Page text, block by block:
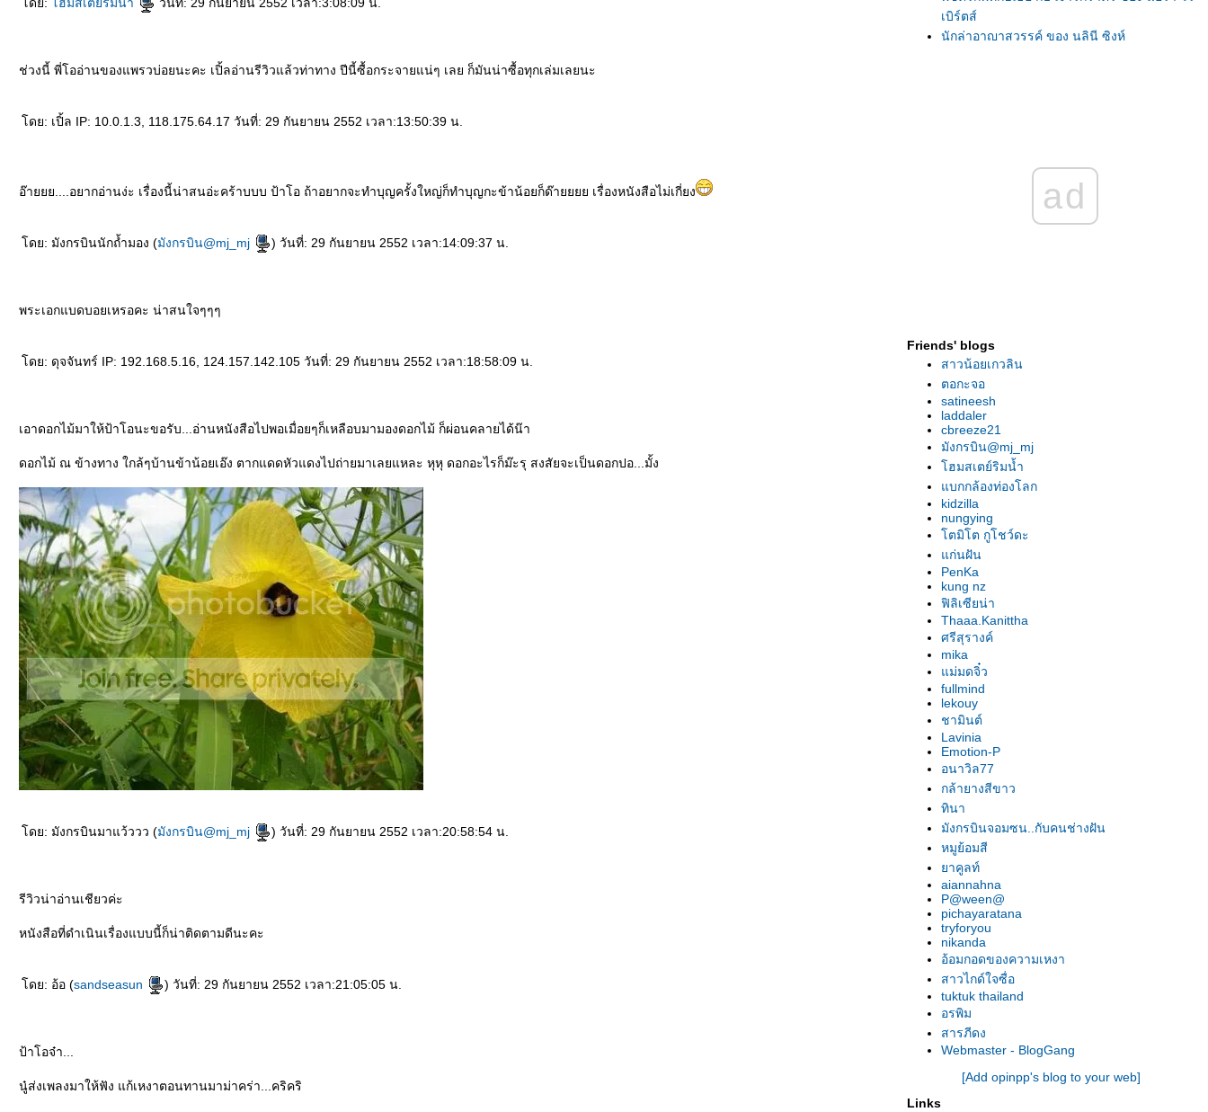
ช่วงนี้ พี่โออ่านของแพรวบ่อยนะคะ เปิ้ลอ่านรีวิวแล้วท่าทาง ปีนี้ซื้อกระจายแน่ๆ เลย ก็มันน่าซื้อทุกเล่มเลยนะ
ดย: เปิ้ล IP: 10.0.1.3, 118.175.64.17 วันที่: 29 กันยายน 2552 เวลา:13:50:39 น.
อ๊ายยย....อยากอ่านง่ะ เรื่องนี้น่าสนอ่ะคร้าบบบ ป้าโอ ถ้าอยากจะทำบุญครั้งใหญ่ก็ทำบุญกะข้าน้อยก็ด๊ายยยย เรื่องหนังสือไม่เกี่ยง
ดย: มังกรบินนักถ้ำมอง (มังกรบิน@mj_mj ) วันที่: 29 กันยายน 2552 เวลา:14:09:37 น.
พระเอกแบดบอยเหรอคะ น่าสนใจๆๆๆ
ดย: ดุจจันทร์ IP: 192.168.5.16, 124.157.142.105 วันที่: 29 กันยายน 2552 เวลา:18:58:09 น.
เอาดอกไม้มาให้ป้าโอนะขอรับ...อ่านหนังสือไปพอเมื่อยๆก็เหลือบมามองดอกไม้ ก็ผ่อนคลายได้น๊า
ดอกไม้ ณ ข้างทาง ใกล้ๆบ้านข้าน้อยเอ๊ง ตากแดดหัวแดงไปถ่ายมาเลยแหละ หุหุ ดอกอะไรก็ม๊ะรุ สงสัยจะเป็นดอกปอ...มั้ง
ดย: มังกรบินมาแว้ววว (มังกรบิน@mj_mj ) วันที่: 29 กันยายน 2552 เวลา:20:58:54 น.
รีวิวน่าอ่านเชียวค่ะ
หนังสือที่ดำเนินเรื่องแบบนี้ก็น่าติดตามดีนะคะ
ดย: อ้อ (sandseasun ) วันที่: 29 กันยายน 2552 เวลา:21:05:05 น.
ป้าโอจ๋า...
นู๋ส่งเพลงมาให้ฟัง แก้เหงาตอนทานมาม่าคร่า...คริคริ
เบิร์ตส์
นักล่าอาญาสวรรค์ ของ นลินี ซิงห์
... หนุ่มหัวรั้นกับยัยดึงดัน ... คนละยุค คนละ
นว แต่ไหงถึงคล้ายกันได้ซะขนาดนี้ละเนี่ยย...
มนต์เสน่ห์เล่ห์รัก ของ ลิซ่า เคลย์แพส
อัศวินแห่งกาลเวลา ของ ลินดา โฮเวิร์ด
In love with "...In Death..." : Part 5 (Return of
the เจ๊ดัน.. ฮ่า ฮ่า ฮ่า )
In love with "...In Death..." : Part 4
In love with "...In Death..." : Part 3
In love with "...In Death..." : Part 2
In love with "...In Death..."
ปริศนารอยอดีต ของ นอร่า โรเบิร์ตส
เคหาสน์รัตติกาล ตอน รอยประทับ ของ พี.ซี.แค
สต์ และ ครินติน แคสต์
3 คืน กับ 3 คน และ เคน ธีรเดช ....ฮ่า ฮ่า ฮ่า
รักซ่อนร้าย ของ ลิซ่า การ์ดเนอร์
สะดุดรักสายลับ และ บ่วงรักสายลับ : ชุดสี่ทหาร
เสือ
นห้วงนิทรา ของ ลิซ่า แมคมานน์
ณ ฟากฝันแห่งนิรันดร์รัก ของ กีโยม มุสโซ
มนต์รักคริสต์มาส ของ ลิซ่า เคลย์แพส
ชุดพลังแห่งรัก 1 - 3 ของ นลินี ซิงห์
กลัวใจ ของ คาเรน โรส
ไฟปรารถนาคาร์พาเธียน ของ คริสตินา
ฟลอเรนซ์
หัวใจทระนง และ หัวใจในเปลวรัก : ชุดสาม
หัวใจ
รายชื่อหนังสือของ คริสตินา ฟลอเรนซ์
ดวงใจยิปซี ของ ลิซ่า เคลย์แพส
มิติแห่งมนตรา ของ เจเน็ต แชปแมน
มนตร์รักพลังจิต ของ คริสติน่า ฟลอเรนซ์
จุมพิตในนิทรา ของ ลินดา โฮเวิร์ด
เล่ห์รักตำรวจหนุ่ม ของ แคธี่ คริสติน
หัวใจที่ใฝ่รัก ของ ลินดา โฮเวิร์ด
เกมรักชีวิตนิรันดร์ ของ คริสตินา ฟลอเรนซ์
สองเรื่องนี้ของ แซนดร้า บราวน์
ราชันย์แห่งรัตติกาล ของ คริสตินา ฟลอเรนซ์
ad
Friends' blogs
สาวน้อยเกวลิน
ตอกะจอ
satineesh
laddaler
cbreeze21
มังกรบิน@mj_mj
ฮมสเตย์ริมน้ำ
บกกล้องท่องโลก
kidzilla
nungying
ตมิโต กูโชว์ดะ
ก่นฝัน
PenKa
kung nz
ฟิลิเซียน่า
Thaaa.Kanittha
ศรีสุรางค์
mika
ม่มดจิ๋ว
fullmind
lekouy
ชามินต์
Lavinia
Emotion-P
อนาวิล77
กล้ายางสีขาว
ทินา
มังกรบินจอมซน..กับคนช่างฝัน
หมูย้อมสี
าคูลท์
aiannahna
P@ween@
pichayaratana
tryforyou
nikanda
อ้อมกอดของความเหงา
สาวไกด์ใจซื่อ
tuktuk thailand
อรพิม
สารภีดง
Webmaster - BlogGang
[Add opinpp's blog to your web]
Links